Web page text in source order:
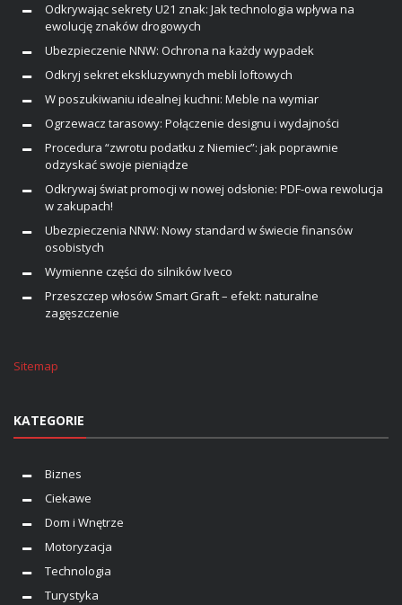
Odkrywając sekrety U21 znak: Jak technologia wpływa na
ewolucję znaków drogowych
Ubezpieczenie NNW: Ochrona na każdy wypadek
Odkryj sekret ekskluzywnych mebli loftowych
W poszukiwaniu idealnej kuchni: Meble na wymiar
Ogrzewacz tarasowy: Połączenie designu i wydajności
Procedura “zwrotu podatku z Niemiec”: jak poprawnie
odzyskać swoje pieniądze
Odkrywaj świat promocji w nowej odsłonie: PDF-owa rewolucja
w zakupach!
Ubezpieczenia NNW: Nowy standard w świecie finansów
osobistych
Wymienne części do silników Iveco
Przeszczep włosów Smart Graft – efekt: naturalne
zagęszczenie
Sitemap
KATEGORIE
Biznes
Ciekawe
Dom i Wnętrze
Motoryzacja
Technologia
Turystyka